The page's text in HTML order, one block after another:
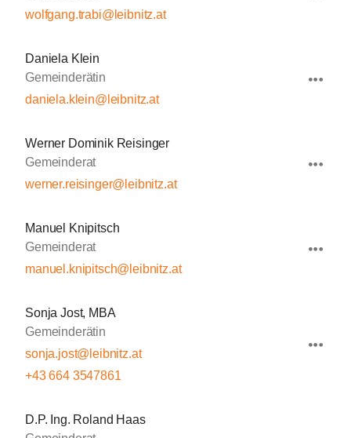
wolfgang.trabi@leibnitz.at
Daniela Klein
Gemeinderätin
daniela.klein@leibnitz.at
Werner Dominik Reisinger
Gemeinderat
werner.reisinger@leibnitz.at
Manuel Knipitsch
Gemeinderat
manuel.knipitsch@leibnitz.at
Sonja Jost, MBA
Gemeinderätin
sonja.jost@leibnitz.at
+43 664 3547861
D.P. Ing. Roland Haas